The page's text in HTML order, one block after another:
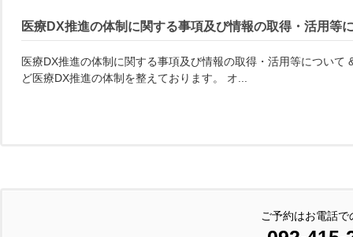
医療DX推進の体制に関する事項及び情報の取得・活用等
医療DX推進の体制に関する事項及び情報の取得・活用等につい
ど医療DX推進の体制を整えております。 オ...
ご予約はお電話で